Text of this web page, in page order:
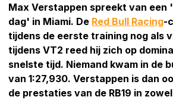
Max Verstappen spreekt van een
dag' in Miami. De Red Bull Racing-
tijdens de eerste training nog als
tijdens VT2 reed hij zich op
snelste tijd. Niemand kwam in de
van 1:27,930. Verstappen is dan
de prestaties van de RB19 in